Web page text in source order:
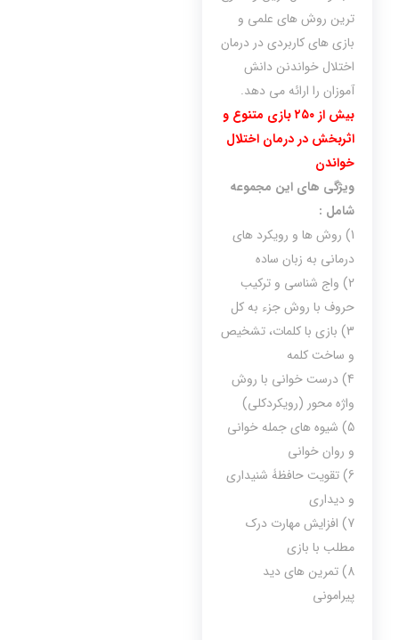
ترین روش های علمی و
بازی های کاربردی در درمان
اختلال خواندنن دانش
آموزان را ارائه می دهد.
بیش از ۲۵۰ بازی متنوع و
اثربخش در درمان اختلال
خواندن
ویژگی های این مجموعه
شامل :
1) روش ها و رویکرد های
درمانی به زبان ساده
2) واج شناسی و ترکیب
حروف با روش جزء به کل
3) بازی با کلمات، تشخیص
و ساخت کلمه
4) درست خوانی با روش
واژه محور (رویکردکلی)
5) شیوه های جمله خوانی
و روان خوانی
6) تقویت حافظۀ شنیداری
و دیداری
7) افزایش مهارت درک
مطلب با بازی
8) تمرین های دید
پیرامونی